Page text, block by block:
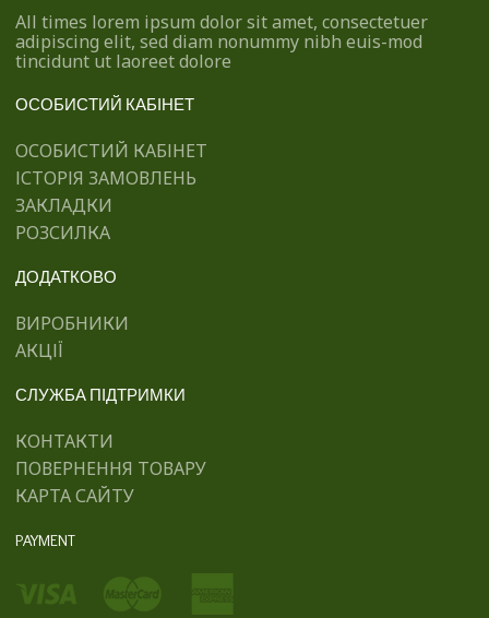
All times lorem ipsum dolor sit amet, consectetuer
adipiscing elit, sed diam nonummy nibh euis-mod
tincidunt ut laoreet dolore
ОСОБИСТИЙ КАБІНЕТ
ОСОБИСТИЙ КАБІНЕТ
ІСТОРІЯ ЗАМОВЛЕНЬ
ЗАКЛАДКИ
РОЗСИЛКА
ДОДАТКОВО
ВИРОБНИКИ
АКЦІЇ
СЛУЖБА ПІДТРИМКИ
КОНТАКТИ
ПОВЕРНЕННЯ ТОВАРУ
КАРТА САЙТУ
PAYMENT